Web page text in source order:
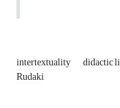
intertextuality didactic
Rudaki